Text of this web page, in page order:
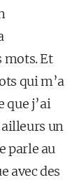
mots. Et
qui m’a
que j’ai
un
parle au
avec des